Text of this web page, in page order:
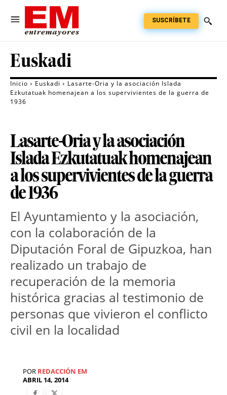
SUSCRÍBETE
Euskadi
Inicio Euskadi
Lasarte-Oria y la asociación Islada
Ezkutatuak homenajean a los supervivientes de la guerra de
1936
Lasarte-Oria y la asociación
Islada Ezkutatuak homenajean
a los supervivientes de la guerra
de 1936
El Ayuntamiento y la asociación,
con la colaboración de la
Diputación Foral de Gipuzkoa, han
realizado un trabajo de
recuperación de la memoria
histórica gracias al testimonio de
personas que vivieron el conflicto
civil en la localidad
POR REDACCIÓN EM
ABRIL 14, 2014